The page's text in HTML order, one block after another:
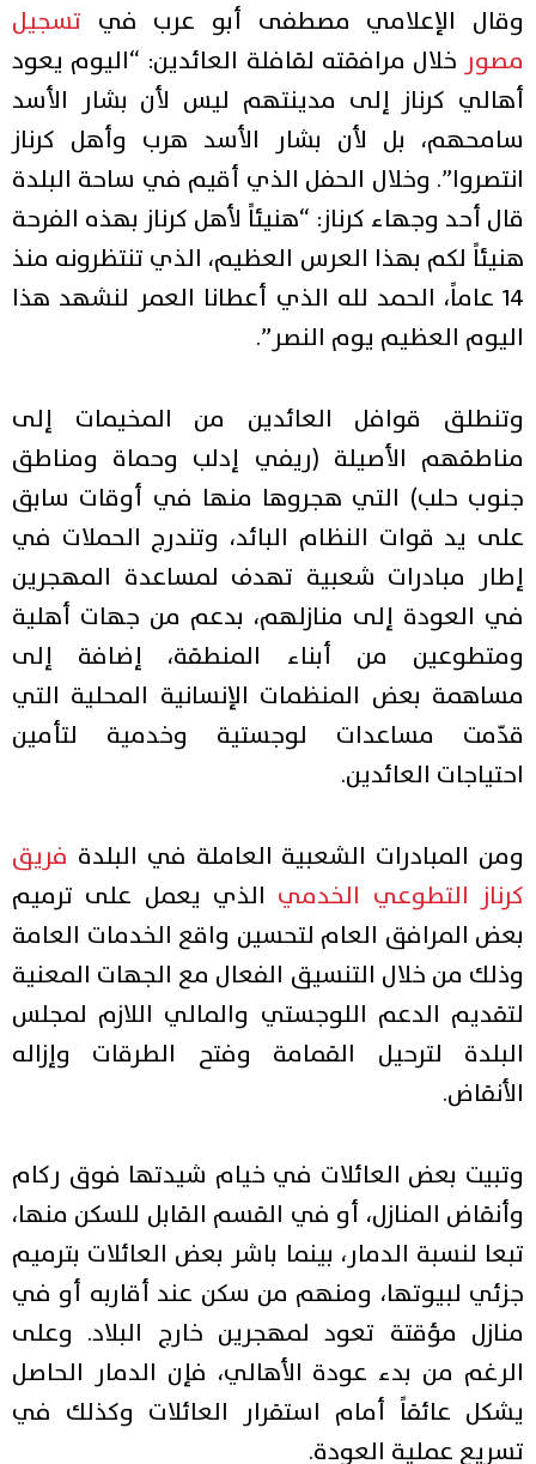
وقال الإعلامي مصطفى أبو عرب في تسجيل
مصور خلال مرافقته لقافلة العائدين: “اليوم يعود
أهالي كرناز إلى مدينتهم ليس لأن بشار الأسد
سامحهم، بل لأن بشار الأسد هرب وأهل كرناز
انتصروا”. وخلال الحفل الذي أقيم في ساحة البلدة
قال أحد وجهاء كرناز: “هنيئاً لأهل كرناز بهذه الفرحة
هنيئاً لكم بهذا العرس العظيم، الذي تنتظرونه منذ
14 عاماً، الحمد لله الذي أعطانا العمر لنشهد هذا
اليوم العظيم يوم النصر”.
وتنطلق قوافل العائدين من المخيمات إلى
مناطقهم الأصيلة (ريفي إدلب وحماة ومناطق
جنوب حلب) التي هجروها منها في أوقات سابق
على يد قوات النظام البائد، وتندرج الحملات في
إطار مبادرات شعبية تهدف لمساعدة المهجرين
في العودة إلى منازلهم، بدعم من جهات أهلية
ومتطوعين من أبناء المنطقة، إضافة إلى
مساهمة بعض المنظمات الإنسانية المحلية التي
قدّمت مساعدات لوجستية وخدمية لتأمين
احتياجات العائدين.
ومن المبادرات الشعبية العاملة في البلدة فريق
كرناز التطوعي الخدمي الذي يعمل على ترميم
بعض المرافق العام لتحسين واقع الخدمات العامة
وذلك من خلال التنسيق الفعال مع الجهات المعنية
لتقديم الدعم اللوجستي والمالي اللازم لمجلس
البلدة لترحيل القمامة وفتح الطرقات وإزاله
الأنقاض.
وتبيت بعض العائلات في خيام شيدتها فوق ركام
وأنقاض المنازل، أو في القسم القابل للسكن منها،
تبعا لنسبة الدمار، بينما باشر بعض العائلات بترميم
جزئي لبيوتها، ومنهم من سكن عند أقاربه أو في
منازل مؤقتة تعود لمهجرين خارج البلاد. وعلى
الرغم من بدء عودة الأهالي، فإن الدمار الحاصل
يشكل عائقاً أمام استقرار العائلات وكذلك في
تسريع عملية العودة.